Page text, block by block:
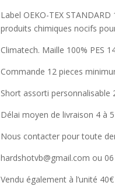
Label OEKO-TEX
produits chimiques nocifs
Climatech. Maille 100% PES
Commande 12 pieces
Short assorti personnalisable
Délai moyen de livraison 4 à
Nous contacter pour toute
hardshotvb@gmail.com ou
Vendu également à l’unité 40€